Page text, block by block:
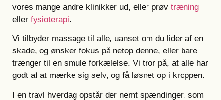
vores mange andre klinikker ud, eller prøv træning
eller fysioterapi.
Vi tilbyder massage til alle, uanset om du lider af en
skade, og ønsker fokus på netop denne, eller bare
trænger til en smule forkælelse. Vi tror på, at alle har
godt af at mærke sig selv, og få løsnet op i kroppen.
I en travl hverdag opstår der nemt spændinger, som